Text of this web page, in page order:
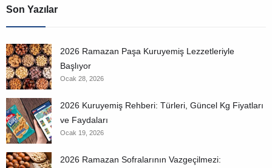
Son Yazılar
2026 Ramazan Paşa Kuruyemiş Lezzetleriyle
Başlıyor
Ocak 28, 2026
2026 Kuruyemiş Rehberi: Türleri, Güncel Kg Fiyatları
ve Faydaları
Ocak 19, 2026
2026 Ramazan Sofralarının Vazgeçilmezi: